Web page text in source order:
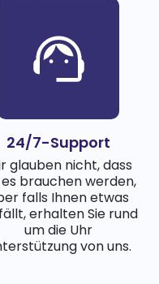
24/7-Support
glauben nicht, dass
es brauchen werden,
falls Ihnen etwas
erhalten Sie rund
um die Uhr
von uns.